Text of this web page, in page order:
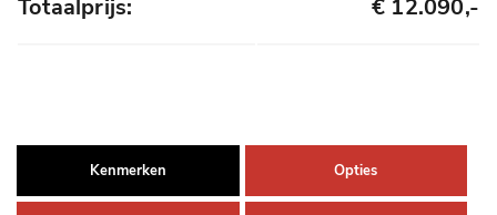
Totaalprijs: € 12.090,-
Kenmerken Opties